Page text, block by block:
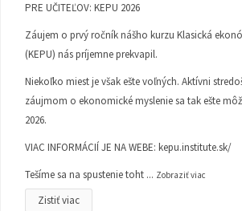
PRE UČITEĽOV: KEPU 2026
Záujem o prvý ročník nášho kurzu Klasická
(KEPU) nás príjemne prekvapil.
Niekoľko miest je však ešte voľných. Aktívni
záujmom o ekonomické myslenie sa tak ešte
2026.
VIAC INFORMÁCIÍ JE NA WEBE: kepu.institute.sk/
Tešíme sa na spustenie toht ... Zobraziť viac
Zistiť viac